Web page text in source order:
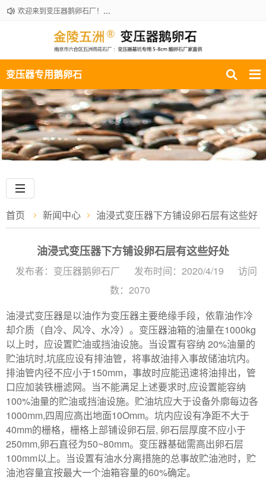
欢迎来到变压器鹅卵石厂！咨询热线：18061210301
变压器专用鹅卵石
首页 新闻中心
油浸式变压器下方铺设卵石层有这些好
油浸式变压器下方铺设卵石层有这些好处
发布者：变压器鹅卵石厂 发布时间：2020/4/19
访问
数：2070
油浸式变压器是以油作为变压器主要绝缘手段，依靠油作冷
却介质（自冷、风冷、水冷）。变压器油箱的油量在1000kg
以上时，应设置贮油或挡油设施。当设置有容纳 20%油量的
贮油坑时,坑底应设有排油管，将事故油排入事故储油坑内。
排油管内径不应小于150mm，事故时应能迅速将油排出，管
口应加装铁栅滤网。当不能满足上述要求时,应设置能容纳
100%油量的贮油或挡油设施。贮油坑应大于设备外廓每边各
1000mm,四周应高出地面10Omm。坑内应设有净距不大于
40mm的栅格，栅格上部铺设卵石层, 卵石层厚度不应小于
250mm,卵石直径为50~80mm。变压器基础需高出卵石层
100mm以上。当设置有油水分离措施的总事故贮油池时，贮
油池容量宜按最大一个油箱容量的60%确定。